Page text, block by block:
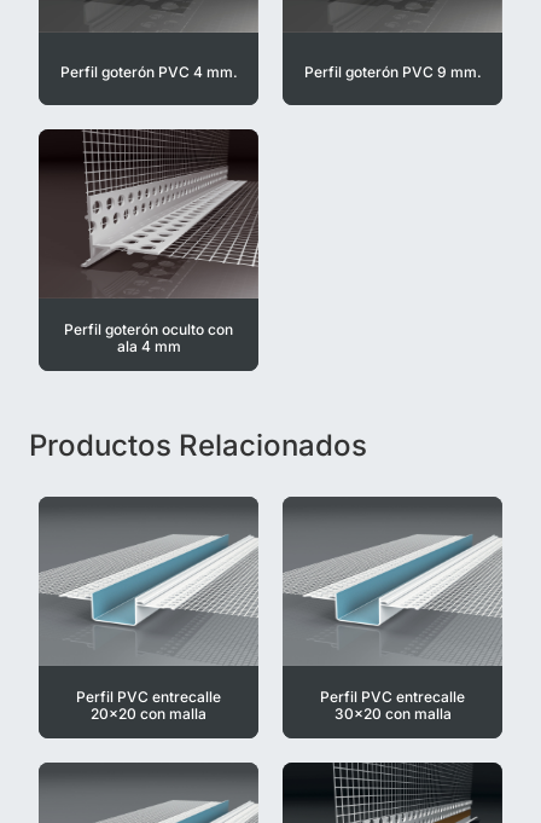
Perfil goterón PVC 4 mm. Perfil goterón PVC 9 mm.
Perfil goterón oculto con
ala 4 mm
Productos Relacionados
Perfil PVC entrecalle
20x20 con malla
Perfil PVC entrecalle
30x20 con malla